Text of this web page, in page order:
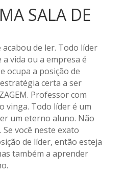
SALA DE
acabou de ler. Todo líder
vida ou a empresa é
ocupa a posição de
estratégia certa a ser
Professor com
vinga. Todo líder é um
um eterno aluno. Não
você neste exato
de líder, então esteja
também a aprender